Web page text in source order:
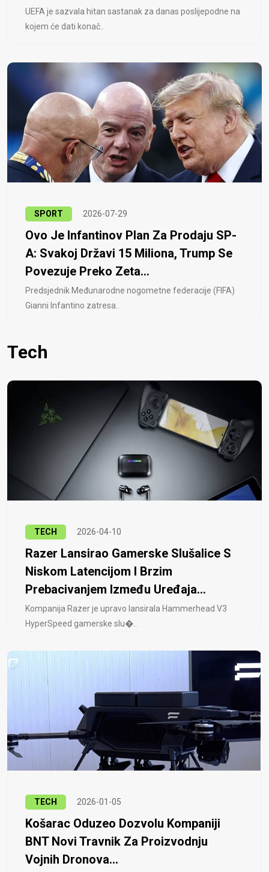
UEFA je sazvala hitan sastanak za danas poslijepodne na
kojem će dati konač..
SPORT 2026-07-29
Ovo Je Infantinov Plan Za Prodaju SP-
A: Svakoj Državi 15 Miliona, Trump Se
Povezuje Preko Zeta...
Predsjednik Međunarodne nogometne federacije (FIFA)
Gianni Infantino zatresa..
Tech
TECH 2026-04-10
Razer Lansirao Gamerske Slušalice S
Niskom Latencijom I Brzim
Prebacivanjem Između Uređaja...
Kompanija Razer je upravo lansirala Hammerhead V3
HyperSpeed ​​gamerske slu�..
TECH 2026-01-05
Košarac Oduzeo Dozvolu Kompaniji
BNT Novi Travnik Za Proizvodnju
Vojnih Dronova...